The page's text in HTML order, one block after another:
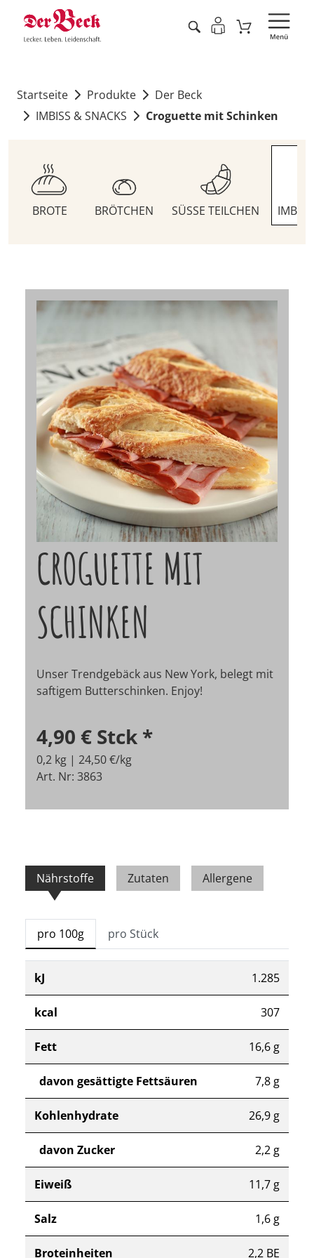
Startseite Produkte
Der Beck
IMBISS & SNACKS
Croguette mit Schinken
BROTE BRÖTCHEN SÜSSE TEILCHEN
CROGUETTE MIT
SCHINKEN
Unser Trendgebäck aus New York, belegt mit
saftigem Butterschinken. Enjoy!
4,90 € Stck *
0,2 kg | 24,50 €/kg
Art. Nr: 3863
Nährstoffe Zutaten Allergene
pro 100g pro Stück
kJ 1.285
kcal 307
Fett 16,6 g
davon gesättigte Fettsäuren 7,8 g
Kohlenhydrate 26,9 g
davon Zucker 2,2 g
Eiweiß 11,7 g
Salz 1,6 g
Broteinheiten 2,2 BE